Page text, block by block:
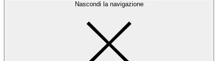
Nascondi la navigazione